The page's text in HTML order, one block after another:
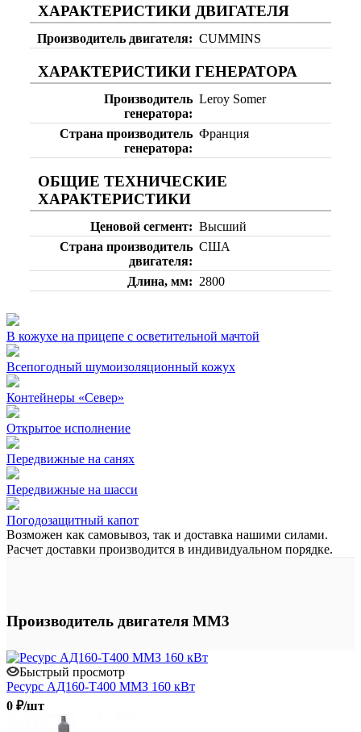
ХАРАКТЕРИСТИКИ ДВИГАТЕЛЯ
Производитель двигателя CUMMINS
ХАРАКТЕРИСТИКИ ГЕНЕРАТОРА
Производитель
генератора
Leroy Somer
Страна производитель
генератора
Франция
ОБЩИЕ ТЕХНИЧЕСКИЕ
ХАРАКТЕРИСТИКИ
Ценовой сегмент
Высший
Страна производитель
двигателя
США
Длина, мм 2800
В кожухе на прицепе с осветительной мачтой
Всепогодный шумоизоляционный кожух
Контейнеры «Север»
Открытое исполнение
Передвижные на санях
Передвижные на шасси
Погодозащитный капот
Возможен как самовывоз, так и доставка нашими силами.
Расчет доставки производится в индивидуальном порядке.
Производитель двигателя ММ3
Быстрый просмотр
Ресурс АД160-Т400 ММЗ 160 кВт
0 ₽/шт